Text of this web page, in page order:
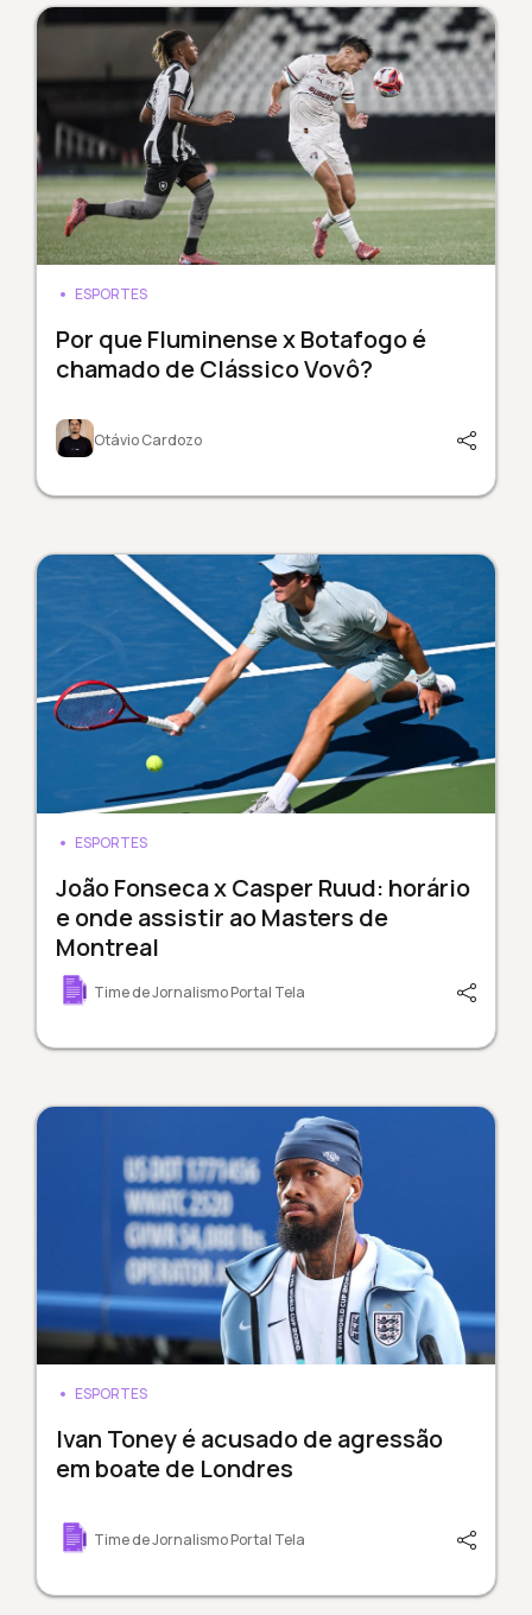
ESPORTES
Por que Fluminense x Botafogo é
chamado de Clássico Vovô?
Otávio Cardozo
ESPORTES
João Fonseca x Casper Ruud: horário
e onde assistir ao Masters de
Montreal
Time de Jornalismo Portal Tela
ESPORTES
Ivan Toney é acusado de agressão
em boate de Londres
Time de Jornalismo Portal Tela